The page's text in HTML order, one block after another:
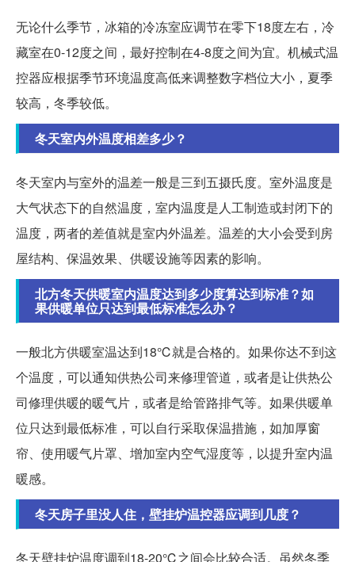
无论什么季节，冰箱的冷冻室应调节在零下18度左右，冷
藏室在0-12度之间，最好控制在4-8度之间为宜。机械式温
控器应根据季节环境温度高低来调整数字档位大小，夏季
较高，冬季较低。
冬天室内外温度相差多少？
冬天室内与室外的温差一般是三到五摄氏度。室外温度是
大气状态下的自然温度，室内温度是人工制造或封闭下的
温度，两者的差值就是室内外温差。温差的大小会受到房
屋结构、保温效果、供暖设施等因素的影响。
北方冬天供暖室内温度达到多少度算达到标准？如
果供暖单位只达到最低标准怎么办？
一般北方供暖室温达到18℃就是合格的。如果你达不到这
个温度，可以通知供热公司来修理管道，或者是让供热公
司修理供暖的暖气片，或者是给管路排气等。如果供暖单
位只达到最低标准，可以自行采取保温措施，如加厚窗
帘、使用暖气片罩、增加室内空气湿度等，以提升室内温
暖感。
冬天房子里没人住，壁挂炉温控器应调到几度？
冬天壁挂炉温度调到18-20℃之间会比较合适。虽然冬季